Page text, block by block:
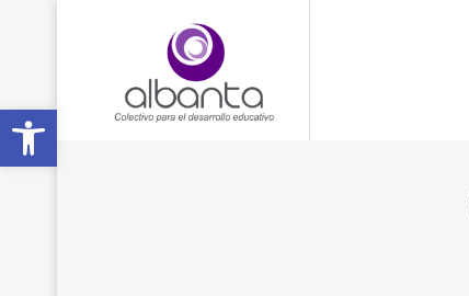
Open toolbar